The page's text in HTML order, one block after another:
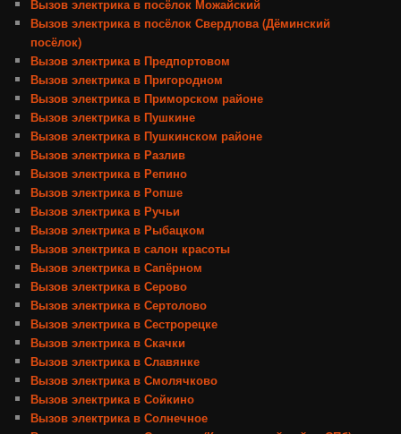
Вызов электрика в посёлок Можайский
Вызов электрика в посёлок Свердлова (Дёминский
посёлок)
Вызов электрика в Предпортовом
Вызов электрика в Пригородном
Вызов электрика в Приморском районе
Вызов электрика в Пушкине
Вызов электрика в Пушкинском районе
Вызов электрика в Разлив
Вызов электрика в Репино
Вызов электрика в Ропше
Вызов электрика в Ручьи
Вызов электрика в Рыбацком
Вызов электрика в салон красоты
Вызов электрика в Сапёрном
Вызов электрика в Серово
Вызов электрика в Сертолово
Вызов электрика в Сестрорецке
Вызов электрика в Скачки
Вызов электрика в Славянке
Вызов электрика в Смолячково
Вызов электрика в Сойкино
Вызов электрика в Солнечное